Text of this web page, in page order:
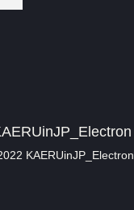
KAERUinJP_Electron.